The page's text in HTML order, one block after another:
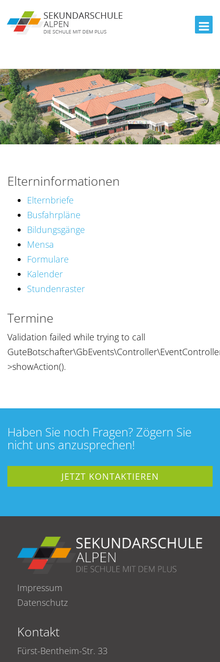
Elterninformationen
Elternbriefe
Busfahrpläne
Bildungsgänge
Mensa
Formulare
Kalender
Stundenraster
Termine
Validation failed while trying to call
>showAction().
Haben Sie noch Fragen? Zögern Sie
nicht uns anzusprechen!
JETZT KONTAKTIEREN
Impressum
Datenschutz
Kontakt
Fürst-Bentheim-Str. 33